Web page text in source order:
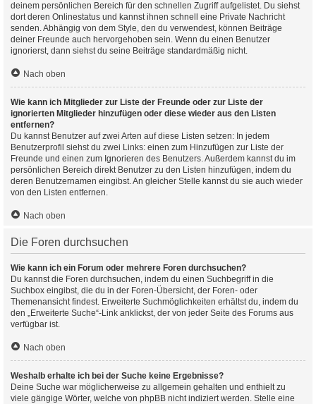
deinem persönlichen Bereich für den schnellen Zugriff aufgelistet. Du siehst
dort deren Onlinestatus und kannst ihnen schnell eine Private Nachricht
senden. Abhängig von dem Style, den du verwendest, können Beiträge
deiner Freunde auch hervorgehoben sein. Wenn du einen Benutzer
ignorierst, dann siehst du seine Beiträge standardmäßig nicht.
Nach oben
Wie kann ich Mitglieder zur Liste der Freunde oder zur Liste der
ignorierten Mitglieder hinzufügen oder diese wieder aus den Listen
entfernen?
Du kannst Benutzer auf zwei Arten auf diese Listen setzen: In jedem
Benutzerprofil siehst du zwei Links: einen zum Hinzufügen zur Liste der
Freunde und einen zum Ignorieren des Benutzers. Außerdem kannst du im
persönlichen Bereich direkt Benutzer zu den Listen hinzufügen, indem du
deren Benutzernamen eingibst. An gleicher Stelle kannst du sie auch wieder
von den Listen entfernen.
Nach oben
Die Foren durchsuchen
Wie kann ich ein Forum oder mehrere Foren durchsuchen?
Du kannst die Foren durchsuchen, indem du einen Suchbegriff in die
Suchbox eingibst, die du in der Foren-Übersicht, der Foren- oder
Themenansicht findest. Erweiterte Suchmöglichkeiten erhältst du, indem du
den „Erweiterte Suche“-Link anklickst, der von jeder Seite des Forums aus
verfügbar ist.
Nach oben
Weshalb erhalte ich bei der Suche keine Ergebnisse?
Deine Suche war möglicherweise zu allgemein gehalten und enthielt zu
viele gängige Wörter, welche von phpBB nicht indiziert werden. Stelle eine